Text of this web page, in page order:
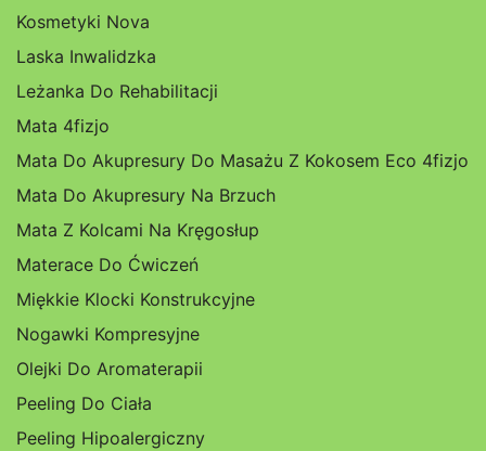
Kosmetyki Nova
Laska Inwalidzka
Leżanka Do Rehabilitacji
Mata 4fizjo
Mata Do Akupresury Do Masażu Z Kokosem Eco 4fizjo
Mata Do Akupresury Na Brzuch
Mata Z Kolcami Na Kręgosłup
Materace Do Ćwiczeń
Miękkie Klocki Konstrukcyjne
Nogawki Kompresyjne
Olejki Do Aromaterapii
Peeling Do Ciała
Peeling Hipoalergiczny